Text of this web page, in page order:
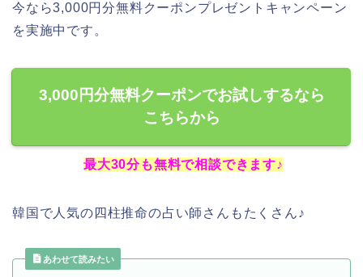
今なら3,000円分無料クーポンプレゼントキャンペーン
を実施中です。
3,000円分無料クーポンでお試しするなら
こちらから
最大30分も無料で相談できます♪
韓国で人気の四柱推命の占い師さんもたくさん♪
あわせて読みたい